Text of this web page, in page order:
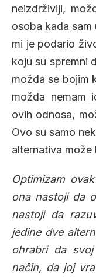
neizdrživiji,
osoba kada
mi je podario
koju su spremni
možda se bojim
možda nemam
ovih odnosa,
Ovo su samo
alternativa može
Optimizam
ona nastoji da
nastoji da
jedine dve
ohrabri da
način, da joj